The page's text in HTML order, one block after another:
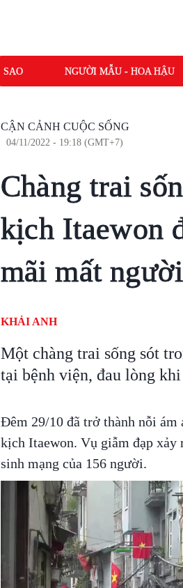
SAO NGƯỜI MẪU - HOA HẬU
CẬN CẢNH CUỘC SỐNG
04/11/2022 - 19:18 (GMT+7)
Chàng trai
kịch Itaewon
mãi mất
KHẢI ANH
Một chàng trai sống sót
tại bệnh viện, đau lòng
Đêm 29/10 đã trở thành nỗi ám
kịch Itaewon. Vụ giẫm đạp xảy
sinh mạng của 156 người.